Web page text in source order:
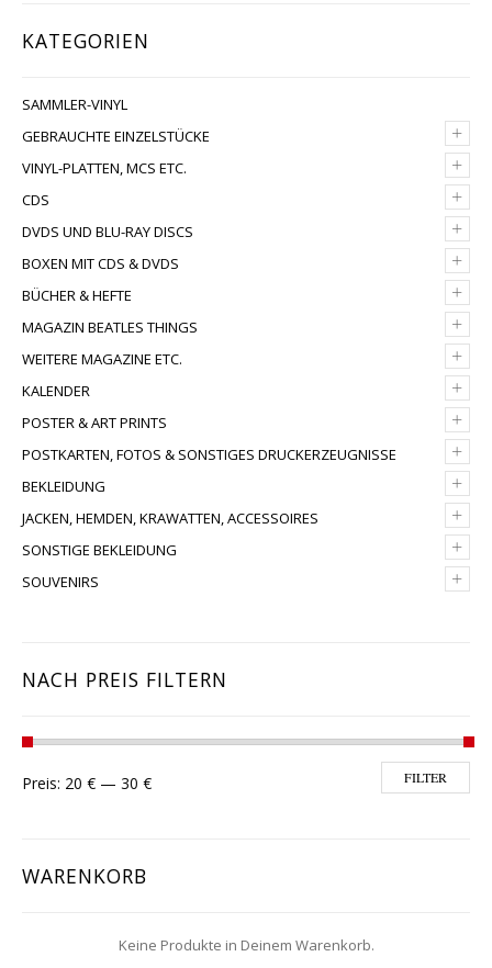
KATEGORIEN
SAMMLER-VINYL
+
GEBRAUCHTE EINZELSTÜCKE
+
VINYL-PLATTEN, MCS ETC.
+
CDS
+
DVDS UND BLU-RAY DISCS
+
BOXEN MIT CDS & DVDS
+
BÜCHER & HEFTE
+
MAGAZIN BEATLES THINGS
+
WEITERE MAGAZINE ETC.
+
KALENDER
+
POSTER & ART PRINTS
+
POSTKARTEN, FOTOS & SONSTIGES DRUCKERZEUGNISSE
+
BEKLEIDUNG
+
JACKEN, HEMDEN, KRAWATTEN, ACCESSOIRES
+
SONSTIGE BEKLEIDUNG
+
SOUVENIRS
NACH PREIS FILTERN
FILTER
Preis: 20 € — 30 €
WARENKORB
Keine Produkte in Deinem Warenkorb.